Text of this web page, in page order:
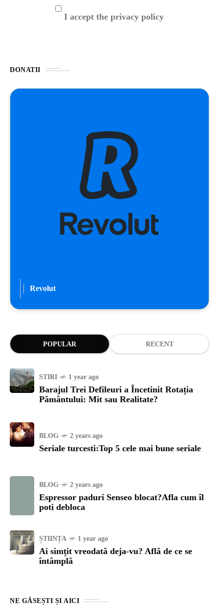
I accept the privacy policy
DONATII
Revolut
POPULAR RECENT
STIRI 1 year ago
Barajul Trei Defileuri a Încetinit Rotația
Pământului: Mit sau Realitate?
BLOG 2 years ago
Seriale turcesti:Top 5 cele mai bune seriale
BLOG 2 years ago
Espressor paduri Senseo blocat?Afla cum îl
poti debloca
ȘTIINȚA 1 year ago
Ai simțit vreodată deja-vu? Află de ce se
întâmplă
NE GĂSEȘTI ȘI AICI